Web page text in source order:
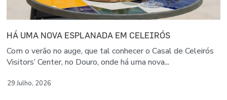
HÁ UMA NOVA ESPLANADA EM CELEIRÓS
Com o verão no auge, que tal conhecer o Casal de Celeirós
Visitors’ Center, no Douro, onde há uma nova...
29 Julho, 2026